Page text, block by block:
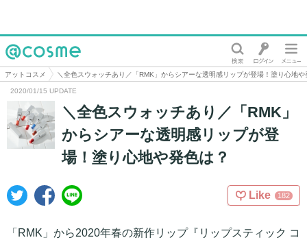
@cosme
アットコスメ ＼全色スウォッチあり／「RMK」からシアーな透明感リップが登場！塗り心地や
2020/01/15 UPDATE
＼全色スウォッチあり／「RMK」
からシアーな透明感リップが登
場！塗り心地や発色は？
Like 182
「RMK」から2020年春の新作リップ『リップスティック コ